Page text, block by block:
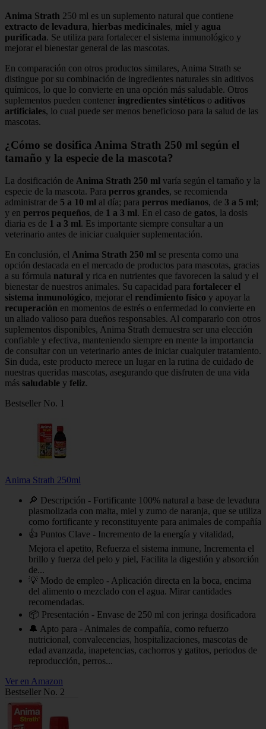
Anima Strath 250 ml es un suplemento natural que contiene
extracto de levadura, hierbas medicinales, miel y agua
purificada. Se utiliza para fortalecer el sistema inmunológico y
mejorar el bienestar general de las mascotas.
En comparación con otros productos similares, Anima Strath se
distingue por su combinación de ingredientes naturales sin aditivos
químicos, lo que lo convierte en una opción más saludable. Otros
suplementos pueden contener ingredientes sintéticos o aditivos
artificiales, lo cual puede ser menos beneficioso para la salud de las
mascotas.
¿Cómo se dosifica Anima Strath 250 ml según el
tamaño y la especie de la mascota?
La dosificación de Anima Strath 250 ml varía según el tamaño y la
especie de la mascota. Para perros grandes, se recomienda
administrar de 5 a 10 ml al día; para perros medianos, de 3 a 5 ml ;
y en perros pequeños, de 1 a 3 ml . En el caso de gatos, la dosis
diaria es de 1 a 3 ml . Es importante siempre consultar a un
veterinario antes de iniciar cualquier suplementación.
En conclusión, el Anima Strath 250 ml se presenta como una
opción destacada en el mercado de productos para mascotas, gracias
a su fórmula natural y rica en nutrientes que favorecen la salud y el
bienestar de nuestros animales. Su capacidad para fortalecer el
sistema inmunológico, mejorar el rendimiento físico y apoyar la
recuperación en momentos de estrés o enfermedad lo convierte en
un aliado valioso para dueños responsables. Al compararlo con otros
suplementos disponibles, Anima Strath demuestra ser una elección
confiable y efectiva, manteniendo siempre en mente la importancia
de consultar con un veterinario antes de iniciar cualquier tratamiento.
Sin duda, este producto merece un lugar en la rutina de cuidado de
nuestras queridas mascotas, asegurando que disfruten de una vida
más saludable y feliz.
Bestseller No. 1
Anima Strath 250ml
🔎 Descripción - Fortificante 100% natural a base de levadura
plasmolizada con malta, miel y zumo de naranja, que se utiliza
como fortificante y reconstituyente para animales de compañía
👍 Puntos Clave - Incremento de la energía y vitalidad,
Mejora el apetito, Refuerza el sistema inmune, Incrementa el
brillo y fuerza del pelo y piel, Facilita la digestión y absorción
de...
💡 Modo de empleo - Aplicación directa en la boca, encima
del alimento o mezclado con el agua. Mirar cantidades
recomendadas.
📦 Presentación - Envase de 250 ml con jeringa dosificadora
🔔 Apto para - Animales de compañía, como refuerzo
nutricional, convalecencias, hospitalizaciones, mascotas de
edad avanzada, inapetencias, cachorros y gatitos, periodos de
reproducción, perros...
Ver en Amazon
Bestseller No. 2